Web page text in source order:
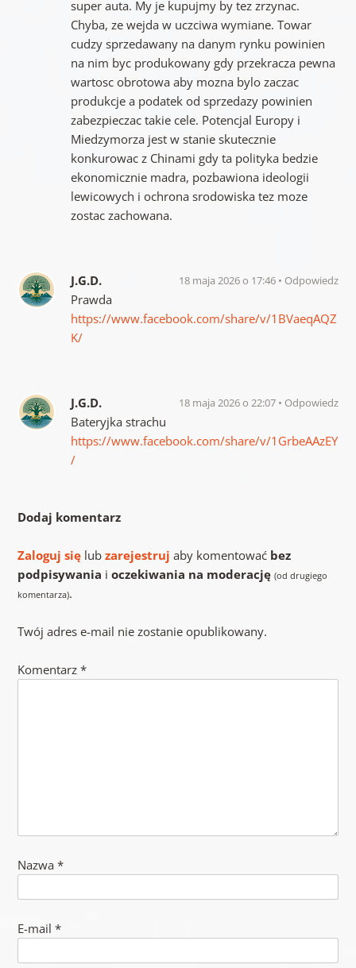
super auta. My je kupujmy by tez zrzynac.
Chyba, ze wejda w uczciwa wymiane. Towar
cudzy sprzedawany na danym rynku powinien
na nim byc produkowany gdy przekracza pewna
wartosc obrotowa aby mozna bylo zaczac
produkcje a podatek od sprzedazy powinien
zabezpieczac takie cele. Potencjal Europy i
Miedzymorza jest w stanie skutecznie
konkurowac z Chinami gdy ta polityka bedzie
ekonomicznie madra, pozbawiona ideologii
lewicowych i ochrona srodowiska tez moze
zostac zachowana.
J.G.D. 18 maja 2026 o 17:46 Odpowiedz
Prawda
https://www.facebook.com/share/v/1BVaeqAQZ
K/
J.G.D. 18 maja 2026 o 22:07 Odpowiedz
Bateryjka strachu
https://www.facebook.com/share/v/1GrbeAAzEY
/
Dodaj komentarz
Zaloguj sięlub zarejestruj aby komentować bez
podpisywania i oczekiwania na moderację (od drugiego
komentarza).
Twój adres e-mail nie zostanie opublikowany.
Komentarz *
Nazwa *
E-mail *